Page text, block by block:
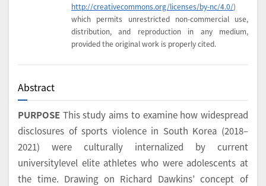
http://creativecommons.org/licenses/by-nc/4.0/)
which permits unrestricted non-commercial use,
distribution, and reproduction in any medium,
provided the original work is properly cited.
Abstract
PURPOSE This study aims to examine how widespread
disclosures of sports violence in South Korea (2018–
2021) were culturally internalized by current
universitylevel elite athletes who were adolescents at
the time. Drawing on Richard Dawkins’ concept of